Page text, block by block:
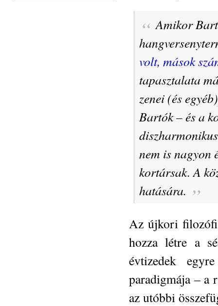
Amikor
volt, mások
tapasztalata
zenei (és
Bartók – és a
nem is nagyon
kortársak. A
hatására.
Az újkori
hozza létre a
évtizedek
paradigmája – a
az utóbbi